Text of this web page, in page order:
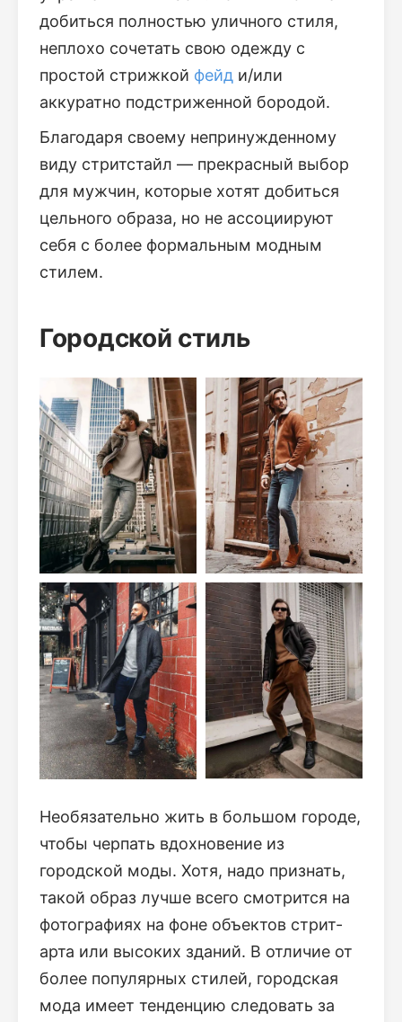
добиться полностью уличного стиля,
неплохо сочетать свою одежду с
простой стрижкой фейд и/или
аккуратно подстриженной бородой.
Благодаря своему непринужденному
виду стритстайл — прекрасный выбор
для мужчин, которые хотят добиться
цельного образа, но не ассоциируют
себя с более формальным модным
стилем.
Городской стиль
Необязательно жить в большом городе,
чтобы черпать вдохновение из
городской моды. Хотя, надо признать,
такой образ лучше всего смотрится на
фотографиях на фоне объектов стрит-
арта или высоких зданий. В отличие от
более популярных стилей, городская
мода имеет тенденцию следовать за